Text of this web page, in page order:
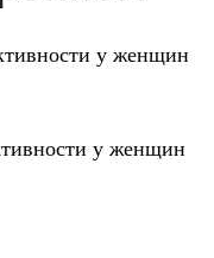
у женщин
у женщин